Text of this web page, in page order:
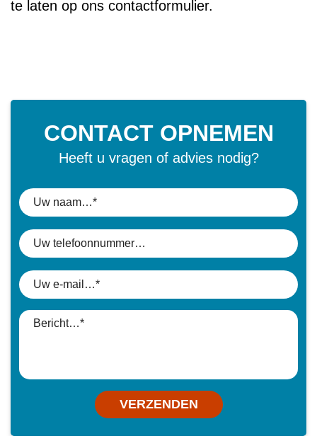
te laten op ons contactformulier.
CONTACT OPNEMEN
Heeft u vragen of advies nodig?
VERZENDEN